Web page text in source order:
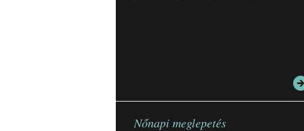
Nőnapi meglepetés